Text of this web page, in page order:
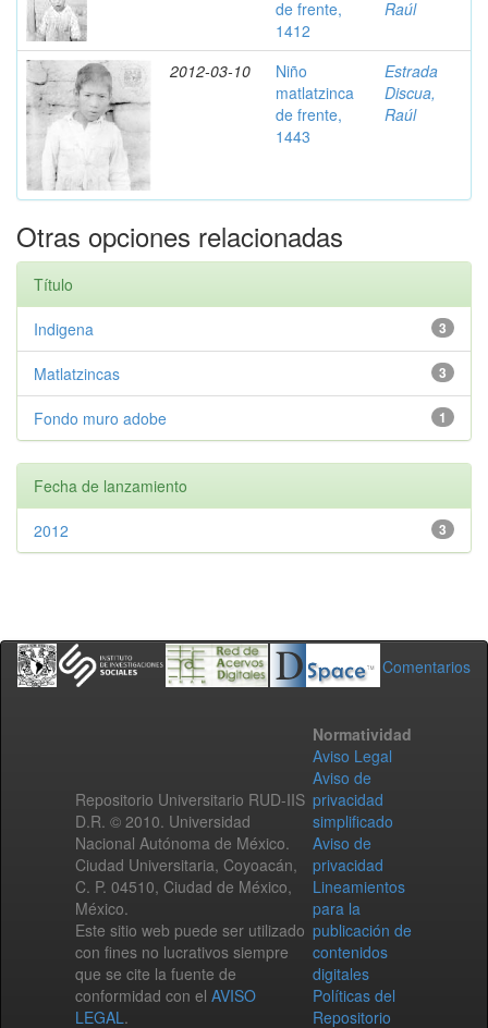
de frente,
1412
Raúl
2012-03-10
Niño
matlatzinca
de frente,
1443
Estrada
Discua,
Raúl
Otras opciones relacionadas
Título
3
Indigena
3
Matlatzincas
1
Fondo muro adobe
Fecha de lanzamiento
3
2012
Comentarios
Repositorio Universitario RUD-IIS
D.R. © 2010. Universidad
Nacional Autónoma de México.
Ciudad Universitaria, Coyoacán,
C. P. 04510, Ciudad de México,
México.
Este sitio web puede ser utilizado
con fines no lucrativos siempre
que se cite la fuente de
conformidad con el AVISO
LEGAL.
Normatividad
Aviso Legal
Aviso de
privacidad
simplificado
Aviso de
privacidad
Lineamientos
para la
publicación de
contenidos
digitales
Políticas del
Repositorio